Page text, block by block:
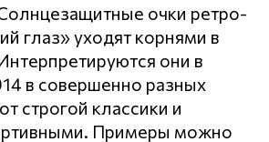
очки ретро-
глаз» уходят корнями в
они в
в совершенно разных
строгой классики и
Примеры можно